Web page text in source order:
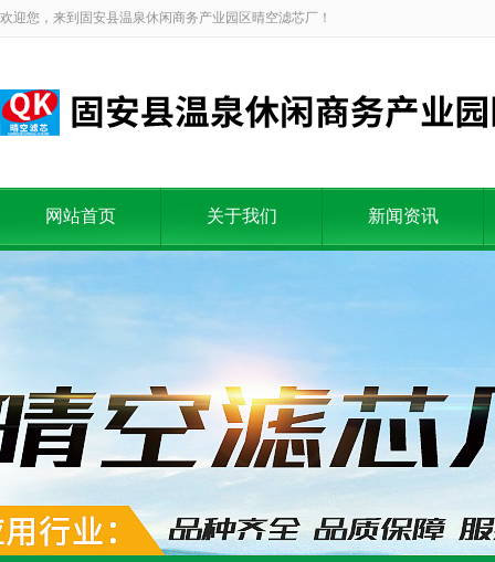
欢迎您，来到固安县温泉休闲商务产业园区晴空滤芯厂！
网站首页 关于我们 新闻资讯